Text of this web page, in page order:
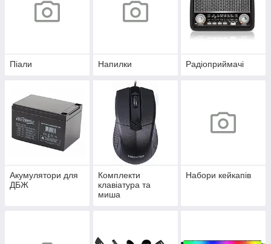
Піали Напилки Радіоприймачі
Акумулятори для
ДБЖ
Комплекти
клавіатура та
миша
Набори кейкапів